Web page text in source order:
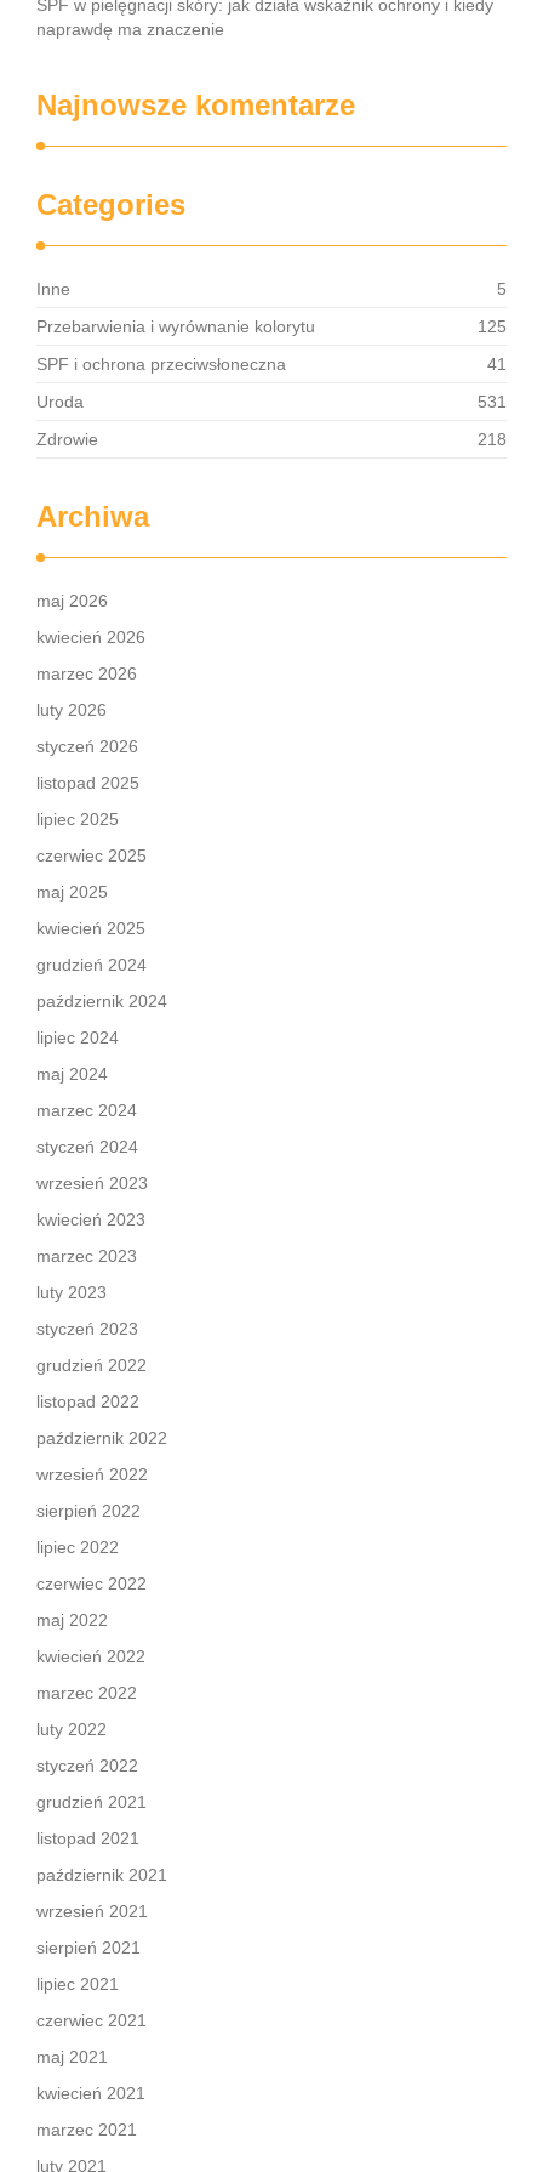
SPF w pielęgnacji skóry: jak działa wskaźnik ochrony i kiedy
naprawdę ma znaczenie
Najnowsze komentarze
Categories
Inne
5
Przebarwienia i wyrównanie kolorytu
125
SPF i ochrona przeciwsłoneczna
41
Uroda
531
Zdrowie
218
Archiwa
maj 2026
kwiecień 2026
marzec 2026
luty 2026
styczeń 2026
listopad 2025
lipiec 2025
czerwiec 2025
maj 2025
kwiecień 2025
grudzień 2024
październik 2024
lipiec 2024
maj 2024
marzec 2024
styczeń 2024
wrzesień 2023
kwiecień 2023
marzec 2023
luty 2023
styczeń 2023
grudzień 2022
listopad 2022
październik 2022
wrzesień 2022
sierpień 2022
lipiec 2022
czerwiec 2022
maj 2022
kwiecień 2022
marzec 2022
luty 2022
styczeń 2022
grudzień 2021
listopad 2021
październik 2021
wrzesień 2021
sierpień 2021
lipiec 2021
czerwiec 2021
maj 2021
kwiecień 2021
marzec 2021
luty 2021